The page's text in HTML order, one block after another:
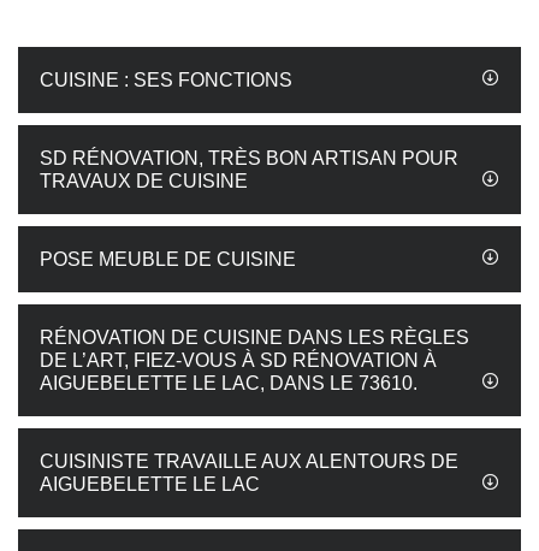
CUISINE : SES FONCTIONS
SD RÉNOVATION, TRÈS BON ARTISAN POUR
TRAVAUX DE CUISINE
POSE MEUBLE DE CUISINE
RÉNOVATION DE CUISINE DANS LES RÈGLES
DE L’ART, FIEZ-VOUS À SD RÉNOVATION À
AIGUEBELETTE LE LAC, DANS LE 73610.
CUISINISTE TRAVAILLE AUX ALENTOURS DE
AIGUEBELETTE LE LAC